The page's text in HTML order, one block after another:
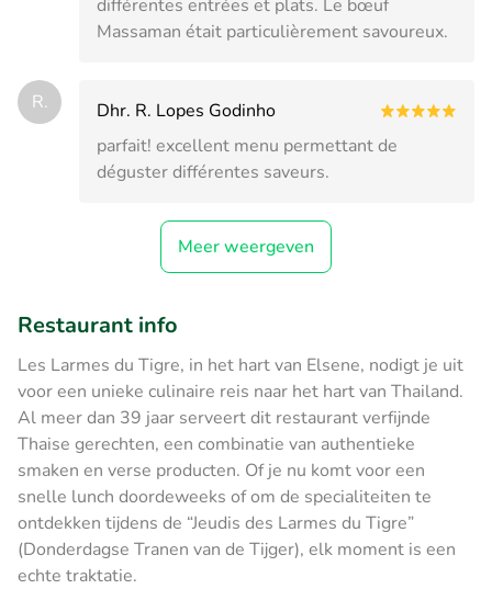
différentes entrées et plats. Le bœuf
Massaman était particulièrement savoureux.
R.
Dhr. R. Lopes Godinho
parfait! excellent menu permettant de
déguster différentes saveurs.
Meer weergeven
Restaurant info
Les Larmes du Tigre, in het hart van Elsene, nodigt je uit
voor een unieke culinaire reis naar het hart van Thailand.
Al meer dan 39 jaar serveert dit restaurant verfijnde
Thaise gerechten, een combinatie van authentieke
smaken en verse producten. Of je nu komt voor een
snelle lunch doordeweeks of om de specialiteiten te
ontdekken tijdens de “Jeudis des Larmes du Tigre”
(Donderdagse Tranen van de Tijger), elk moment is een
echte traktatie.